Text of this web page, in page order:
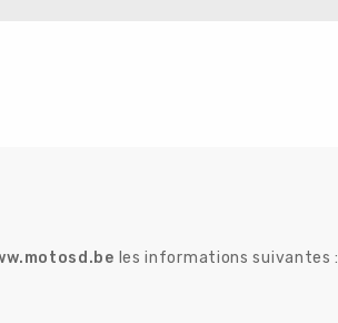
les informations suivantes :